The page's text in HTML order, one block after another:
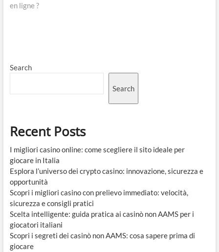
en ligne ?
Search
Search
Recent Posts
I migliori casino online: come scegliere il sito ideale per
giocare in Italia
Esplora l’universo dei crypto casino: innovazione, sicurezza e
opportunità
Scopri i migliori casino con prelievo immediato: velocità,
sicurezza e consigli pratici
Scelta intelligente: guida pratica ai casinò non AAMS per i
giocatori italiani
Scopri i segreti dei casinò non AAMS: cosa sapere prima di
giocare